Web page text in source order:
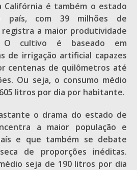
Califórnia é também o estado
país, com 39 milhões de
a maior produtividade
O cultivo é baseado em
de irrigação artificial capazes
centenas de quilômetros até
Ou seja, o consumo médio
litros por dia por habitante.
o drama do estado de
a maior população e
e que também se debate
de proporções inéditas.
seja de 190 litros por dia